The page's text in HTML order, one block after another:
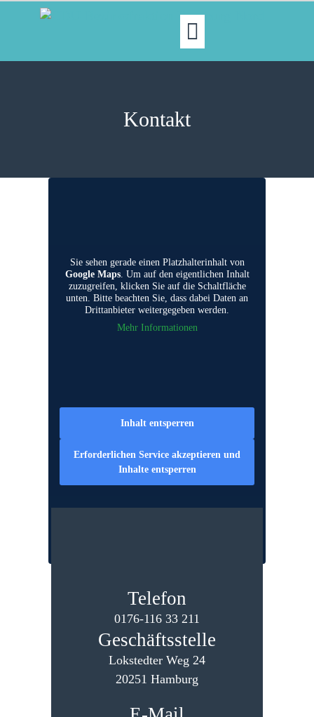
Kontakt
AKTUELLES
Sie sehen gerade einen Platzhalterinhalt von
Google Maps. Um auf den eigentlichen Inhalt
zuzugreifen, klicken Sie auf die Schaltfläche
unten. Bitte beachten Sie, dass dabei Daten an
Drittanbieter weitergegeben werden.
Mehr Informationen
Inhalt entsperren
Erforderlichen Service akzeptieren und
Inhalte entsperren
Telefon
0176-116 33 211
Geschäftsstelle
Lokstedter Weg 24
20251 Hamburg